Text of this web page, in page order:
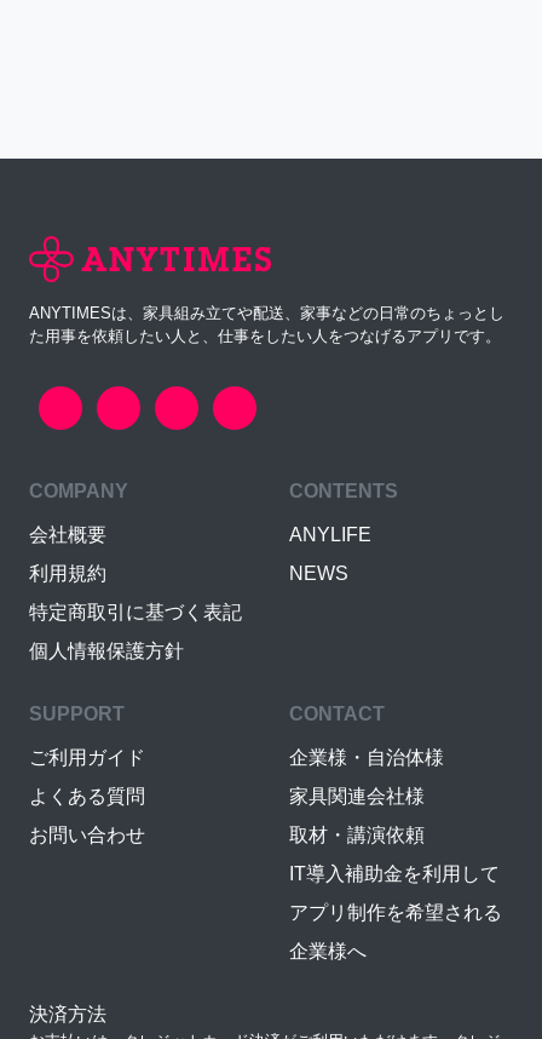
ANYTIMESは、家具組み立てや配送、家事などの日常のちょっとし
た用事を依頼したい人と、仕事をしたい人をつなげるアプリです。
COMPANY
会社概要
利用規約
特定商取引に基づく表記
個人情報保護方針
CONTENTS
ANYLIFE
NEWS
SUPPORT
ご利用ガイド
よくある質問
お問い合わせ
CONTACT
企業様・自治体様
家具関連会社様
取材・講演依頼
IT導入補助金を利用して
アプリ制作を希望される
企業様へ
決済方法